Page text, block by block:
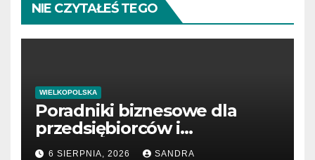
NIE CZYTAŁEŚ TEGO
WIELKOPOLSKA
Poradniki biznesowe dla
przedsiębiorców i
menedżerów
6 SIERPNIA, 2026 SANDRA